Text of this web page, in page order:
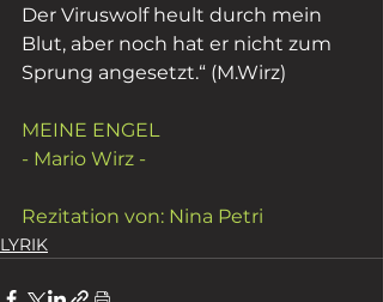
Der Viruswolf heult durch mein
Blut, aber noch hat er nicht zum
Sprung angesetzt.“ (M.Wirz)
MEINE ENGEL
- Mario Wirz -
Rezitation von: Nina Petri
LYRIK